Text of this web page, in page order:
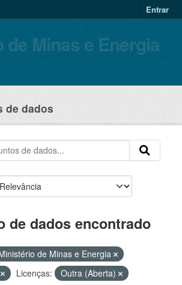
Entrar
de Minas e Energia
de dados
de dados encontrado
de Minas e Energia
Licenças:
Outra (Aberta)